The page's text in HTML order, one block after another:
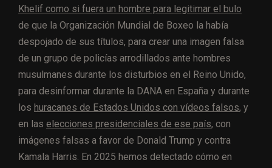
Khelif como si fuera un hombre para legitimar el bulo
de que la Organización Mundial de Boxeo la había
despojado de sus títulos, para crear una imagen falsa
de un grupo de policías arrodillados ante hombres
musulmanes durante los disturbios en el Reino Unido,
para desinformar durante la DANA en España y durante
los huracanes de Estados Unidos con vídeos falsos, y
en las elecciones presidenciales de ese país, con
imágenes falsas a favor de Donald Trump y contra
Kamala Harris. En 2025 hemos detectado cómo en